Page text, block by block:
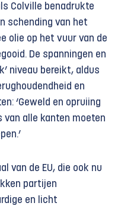
Colville benadrukte
schending van het
olie op het vuur van de
De spanningen en
niveau bereikt, aldus
en
‘Geweld en opruiing
van alle kanten moeten
van de EU, die ook nu
partijen
en licht